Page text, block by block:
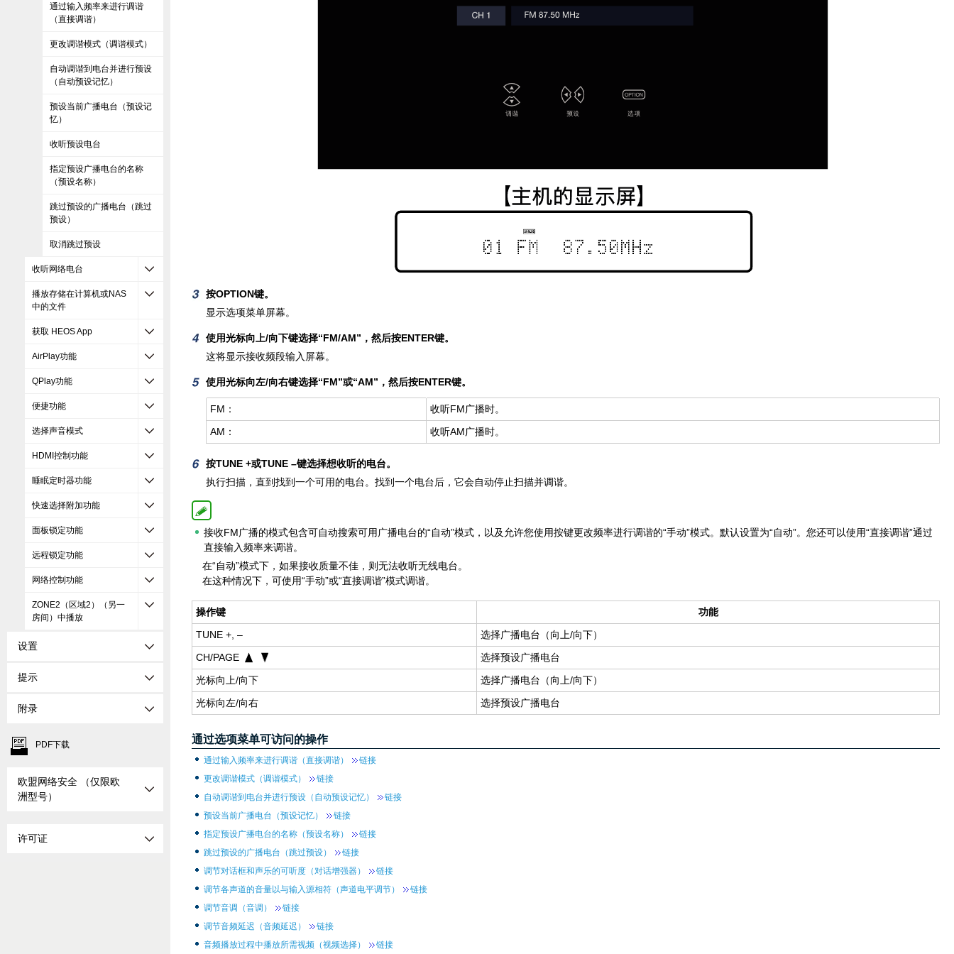
通过输入频率来进行调谐
（直接调谐）
更改调谐模式（调谐模式）
自动调谐到电台并进行预设
（自动预设记忆）
预设当前广播电台（预设记
忆）
收听预设电台
指定预设广播电台的名称
（预设名称）
跳过预设的广播电台（跳过
预设）
取消跳过预设
收听网络电台
播放存储在计算机或NAS
中的文件
获取 HEOS App
AirPlay功能
QPlay功能
便捷功能
选择声音模式
HDMI控制功能
睡眠定时器功能
快速选择附加功能
面板锁定功能
远程锁定功能
网络控制功能
ZONE2（区域2）（另一
房间）中播放
设置
提示
附录
PDF下载
欧盟网络安全 （仅限欧
洲型号）
许可证
按OPTION键。
显示选项菜单屏幕。
使用光标向上/向下键选择“FM/AM”，然后按ENTER键。
这将显示接收频段输入屏幕。
使用光标向左/向右键选择“FM”或“AM”，然后按ENTER键。
FM：
收听FM广播时。
AM：
收听AM广播时。
按TUNE +或TUNE –键选择想收听的电台。
执行扫描，直到找到一个可用的电台。找到一个电台后，它会自动停止扫描并调谐。
接收FM广播的模式包含可自动搜索可用广播电台的“自动”模式，以及允许您使用按键更改频率进行调谐的“手动”模式。默认设置为“自动”。您还可以使用“直接调谐”通过
直接输入频率来调谐。
在“自动”模式下，如果接收质量不佳，则无法收听无线电台。
在这种情况下，可使用“手动”或“直接调谐”模式调谐。
操作键
功能
TUNE +, –
选择广播电台（向上/向下）
CH/PAGE
选择预设广播电台
光标向上/向下
选择广播电台（向上/向下）
光标向左/向右
选择预设广播电台
通过选项菜单可访问的操作
通过输入频率来进行调谐（直接调谐）
链接
更改调谐模式（调谐模式）
链接
自动调谐到电台并进行预设（自动预设记忆）
链接
预设当前广播电台（预设记忆）
链接
指定预设广播电台的名称（预设名称）
链接
跳过预设的广播电台（跳过预设）
链接
调节对话框和声乐的可听度（对话增强器）
链接
调节各声道的音量以与输入源相符（声道电平调节）
链接
调节音调（音调）
链接
调节音频延迟（音频延迟）
链接
音频播放过程中播放所需视频（视频选择）
链接